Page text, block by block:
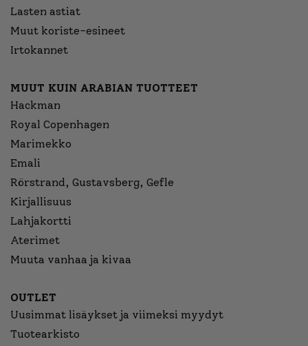
Lasten astiat
Muut koriste-esineet
Irtokannet
MUUT KUIN ARABIAN TUOTTEET
Hackman
Royal Copenhagen
Marimekko
Emali
Rörstrand, Gustavsberg, Gefle
Kirjallisuus
Lahjakortti
Aterimet
Muuta vanhaa ja kivaa
OUTLET
Uusimmat lisäykset ja viimeksi myydyt
Tuotearkisto